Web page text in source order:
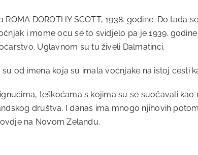
DOROTHY SCOTT, 1938. godine. Do tada
i mome ocu se to svidjelo pa je 1939.
Uglavnom su tu živeli Dalmatinci.
od imena koja su imala voćnjake na istoj cesti
teškoćama s kojima su se suočavali
društva. I danas ima mnogo njihovih
na Novom Zelandu.